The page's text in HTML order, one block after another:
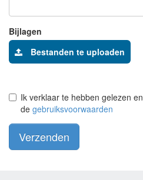
Bijlagen
Bestanden te uploaden
Ik verklaar te hebben gelezen en
de gebruiksvoorwaarden
Verzenden